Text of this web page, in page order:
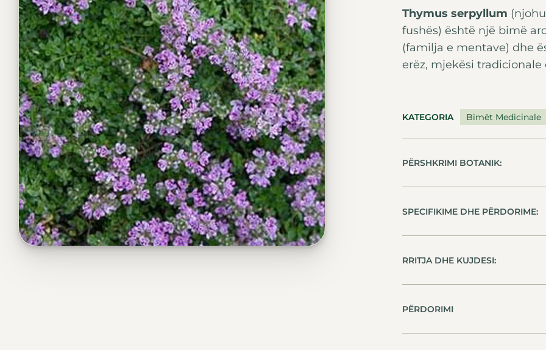
Thymus serpyllum
fushës) është një bimë
(familja e mentave) dhe
erëz, mjekësi
KATEGORIA Bimët Medicinale
PËRSHKRIMI BOTANIK:
SPECIFIKIME DHE PËRDORIME:
RRITJA DHE KUJDESI:
PËRDORIMI